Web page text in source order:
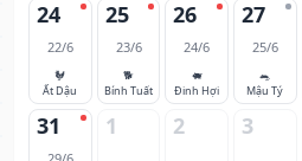
24
22/6
🐓
Ất Dậu
25
23/6
🐕
Bính Tuất
26
24/6
🐖
Đinh Hợi
27
25/6
🐀
Mậu Tý
31 1 2 3